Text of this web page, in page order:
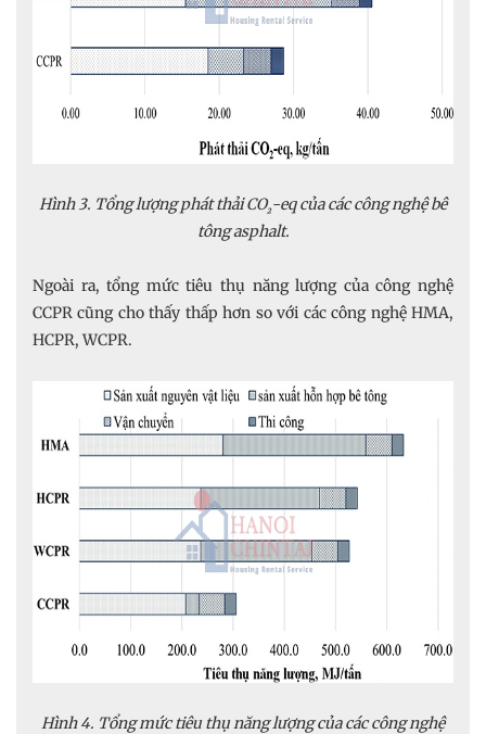
Hình 3. Tổng lượng phát thải CO₂-eq của các công nghệ bê
tông asphalt.
Ngoài ra, tổng mức tiêu thụ năng lượng của công nghệ
CCPR cũng cho thấy thấp hơn so với các công nghệ HMA,
HCPR, WCPR.
Hình 4. Tổng mức tiêu thụ năng lượng của các công nghệ